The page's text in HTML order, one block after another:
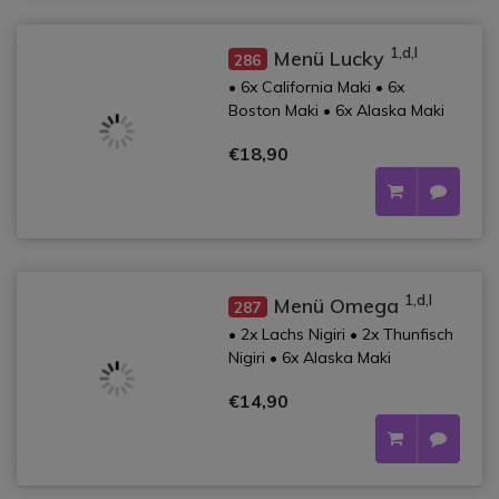
286 Menü Lucky 1,d,l
• 6x California Maki • 6x
Boston Maki • 6x Alaska Maki
€18,90
287 Menü Omega 1,d,l
• 2x Lachs Nigiri • 2x Thunfisch
Nigiri • 6x Alaska Maki
€14,90